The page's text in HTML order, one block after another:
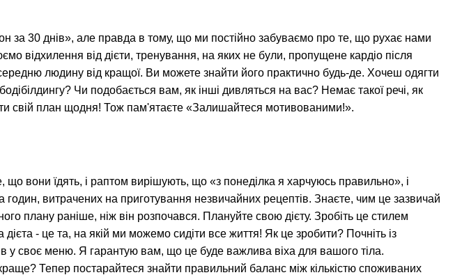
за 30 днів», але правда в тому, що ми постійно забуваємо про те, що рухає нами
відхилення від дієти, тренування, на яких не були, пропущене кардіо після
людину від кращої. Ви можете знайти його практично будь-де. Хочеш одягти
Чи подобається вам, як інші дивляться на вас? Немає такої речі, як
свій план щодня! Тож пам'ятаєте «Залишайтеся мотивованими!».
вони їдять, і раптом вирішують, що «з понеділка я харчуюсь правильно», і
годин, витрачених на приготування незвичайних рецептів. Знаєте, чим це зазвичай
плану раніше, ніж він розпочався. Плануйте свою дієту. Зробіть це стилем
- це та, на якій ми можемо сидіти все життя! Як це зробити? Почніть із
у своє меню. Я гарантую вам, що це буде важлива віха для вашого тіла.
Тепер постарайтеся знайти правильний баланс між кількістю споживаних